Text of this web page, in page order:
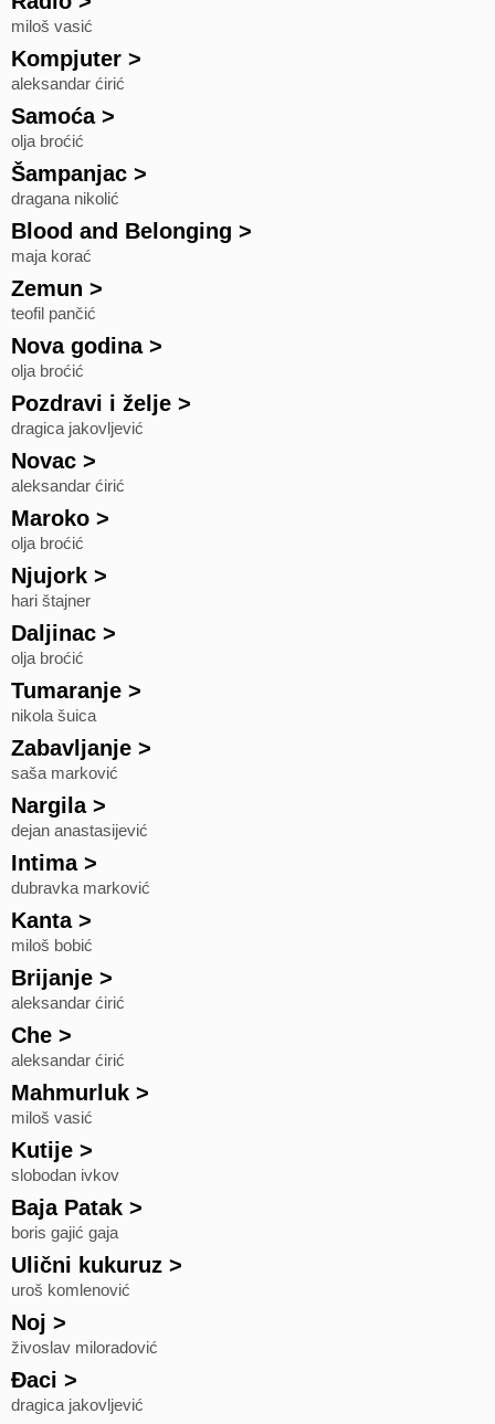
miloš vasić
Kompjuter >
aleksandar ćirić
Samoća>
olja broćić
Šampanjac >
dragana nikolić
Blood and Belonging >
maja korać
Zemun >
teofil pančić
Nova godina>
olja broćić
Pozdravi i želje >
dragica jakovljević
Novac >
aleksandar ćirić
Maroko >
olja broćić
Njujork >
hari štajner
Daljinac >
olja broćić
Tumaranje >
nikola šuica
Zabavljanje >
saša marković
Nargila>
dejan anastasijević
Intima>
dubravka marković
Kanta>
miloš bobić
Brijanje >
aleksandar ćirić
Che >
aleksandar ćirić
Mahmurluk >
miloš vasić
Kutije >
slobodan ivkov
Baja Patak >
boris gajić gaja
Ulični kukuruz >
uroš komlenović
Noj >
živoslav miloradović
Đaci >
dragica jakovljević